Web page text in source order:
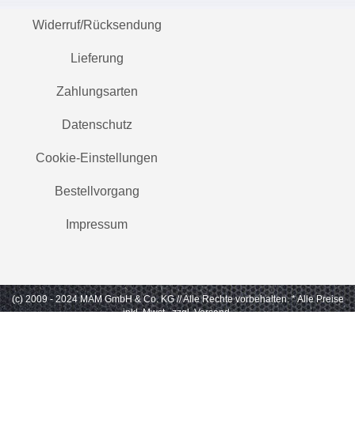
Widerruf/Rücksendung
Lieferung
Zahlungsarten
Datenschutz
Cookie-Einstellungen
Bestellvorgang
Impressum
(c) 2009 - 2024 MAM GmbH & Co. KG // Alle Rechte vorbehalten. * Alle Preise
inkl. Mwst., zzgl. Versand.